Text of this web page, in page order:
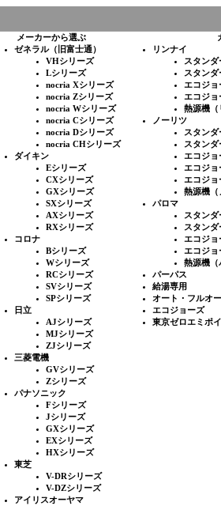
メーカーから選ぶ
ゼネラル（旧富士通）
VHシリーズ
Lシリーズ
nocria Xシリーズ
nocria Zシリーズ
nocria Wシリーズ
nocria Cシリーズ
nocria Dシリーズ
nocria CHシリーズ
ダイキン
Eシリーズ
CXシリーズ
GXシリーズ
SXシリーズ
AXシリーズ
RXシリーズ
コロナ
Bシリーズ
Wシリーズ
RCシリーズ
SVシリーズ
SPシリーズ
日立
AJシリーズ
MJシリーズ
ZJシリーズ
三菱電機
GVシリーズ
Zシリーズ
パナソニック
Fシリーズ
Jシリーズ
GXシリーズ
EXシリーズ
HXシリーズ
東芝
V-DRシリーズ
V-DZシリーズ
アイリスオーヤマ
リンナイ
スタンダ
スタンダ
エコジョ
エコジョ
熱源機（
ノーリツ
スタンダ
スタンダ
エコジョ
エコジョ
エコジョ
熱源機（
パロマ
スタンダ
スタンダ
エコジョ
エコジョ
熱源機（
パーパス
給湯専用
オート・フルオ
エコジョーズ
東京ゼロエミポ